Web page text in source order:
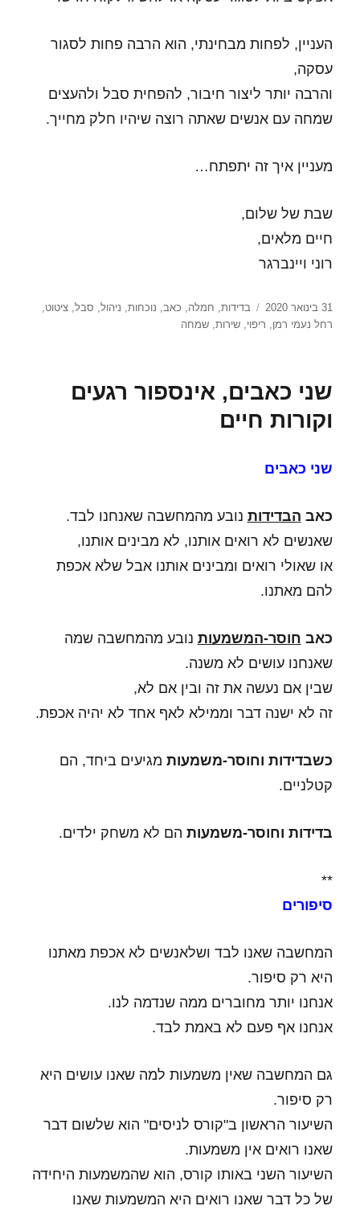
העניין, לפחות מבחינתי, הוא הרבה פחות לסגור
עסקה,
והרבה יותר ליצור חיבור, להפחית סבל ולהעצים
שמחה עם אנשים שאתה רוצה שיהיו חלק מחייך.
מעניין איך זה יתפתח…
שבת של שלום,
חיים מלאים,
רוני ויינברגר
פורסם
בתאריך
31 בינואר 2020 תגיות
בדידות, חמלה, כאב, נוכחות, ניהול, סבל,ציטוט,
רחל נעמי רמן, ריפוי,שירות,שמחה
שני כאבים, אינספור רגעים
וקורות חיים
שני כאבים
כאב הבדידות נובע מהמחשבה שאנחנו לבד.
שאנשים לא רואים אותנו, לא מבינים אותנו,
או שאולי רואים ומבינים אותנו אבל שלא אכפת
להם מאתנו.
כאב חוסר-המשמעות נובע מהמחשבה שמה
שאנחנו עושים לא משנה.
שבין אם נעשה את זה ובין אם לא,
זה לא ישנה דבר וממילא לאף אחד לא יהיה אכפת.
כשבדידות וחוסר-משמעות מגיעים ביחד, הם
קטלניים.
בדידות וחוסר-משמעות הם לא משחק ילדים.
**
סיפורים
המחשבה שאנו לבד ושלאנשים לא אכפת מאתנו
היא רק סיפור.
אנחנו יותר מחוברים ממה שנדמה לנו.
אנחנו אף פעם לא באמת לבד.
גם המחשבה שאין משמעות למה שאנו עושים היא
רק סיפור.
השיעור הראשון ב"קורס לניסים" הוא שלשום דבר
שאנו רואים אין משמעות.
השיעור השני באותו קורס, הוא שהמשמעות היחידה
של כל דבר שאנו רואים היא המשמעות שאנו